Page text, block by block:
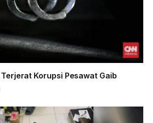
Terjerat Korupsi Pesawat Gaib